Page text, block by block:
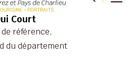
Court
référence,
du département